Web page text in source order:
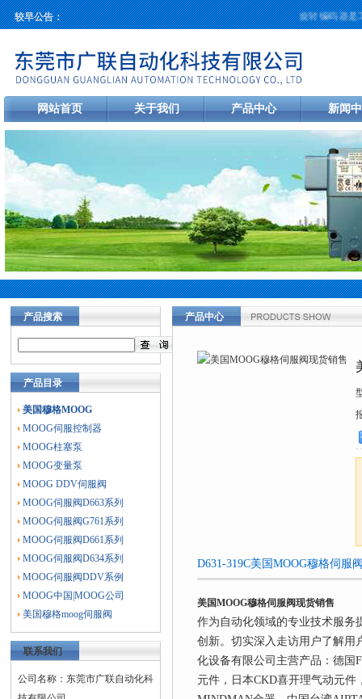
较早公告： 旋转编码器是工
网站首页 关于我们 产品中心 新闻
产品搜索
产品目录
美国穆格MOOG
MOOG伺服控制器
MOOG柱塞泵
MOOG变量泵
MOOG DDV伺服阀
MOOG伺服阀D663系列
MOOG伺服阀G761系列
MOOG伺服阀D661系列
MOOG伺服阀D634系列
MOOG伺服阀DDV系例
MOOG中国|MOOG公司
美国穆格moog伺服阀
联系我们
公司名称：东莞市广联自动化科
产品中心
D631-319C美国MOOG穆格伺服
美国MOOG穆格伺服阀现货销售
作为自动化领域的专业技术服务
创新。切实深入走访用户了解用
化设备有限公司主营产品：德国
元件，日本CKD喜开理气动元件